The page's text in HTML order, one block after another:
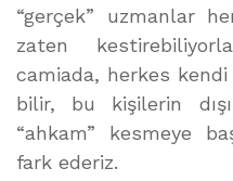
“gerçek” uzmanlar
zaten
camiada, herkes kendi
bilir, bu kişilerin
“ahkam” kesmeye
fark ederiz.